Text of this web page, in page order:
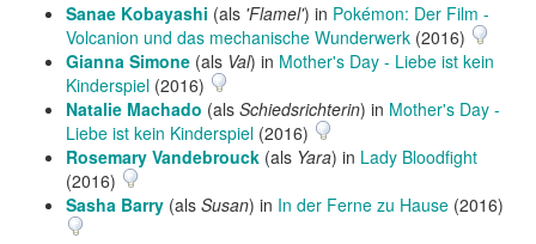
Sanae Kobayashi (als 'Flamel') in Pokémon: Der Film -
Volcanion und das mechanische Wunderwerk (2016)
Gianna Simone (als Val) in Mother's Day - Liebe ist kein
Kinderspiel (2016)
Natalie Machado (als Schiedsrichterin) in Mother's Day -
Liebe ist kein Kinderspiel (2016)
Rosemary Vandebrouck (als Yara) in Lady Bloodfight
(2016)
Sasha Barry (als Susan) in In der Ferne zu Hause (2016)